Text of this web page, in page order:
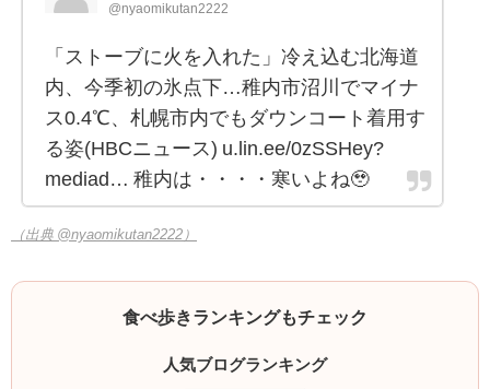
@nyaomikutan2222
「ストーブに火を入れた」冷え込む北海道
内、今季初の氷点下…稚内市沼川でマイナ
ス0.4℃、札幌市内でもダウンコート着用す
る姿(HBCニュース) u.lin.ee/0zSSHey?
mediad… 稚内は・・・・寒いよね🥹
（出典 @nyaomikutan2222）
食べ歩きランキングもチェック
人気ブログランキング